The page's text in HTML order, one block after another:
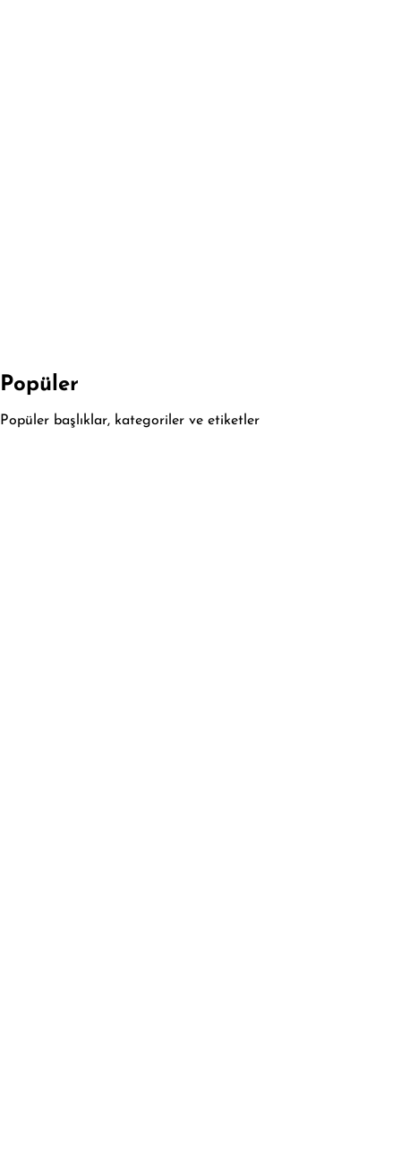
Popüler
Popüler başlıklar, kategoriler ve etiketler